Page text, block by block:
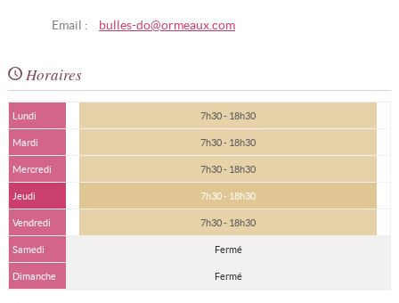
Email : bulles-do@ormeaux.com
Horaires
Lundi 7h30 - 18h30
Mardi 7h30 - 18h30
Mercredi 7h30 - 18h30
Jeudi 7h30 - 18h30
Vendredi 7h30 - 18h30
Samedi Fermé
Dimanche Fermé